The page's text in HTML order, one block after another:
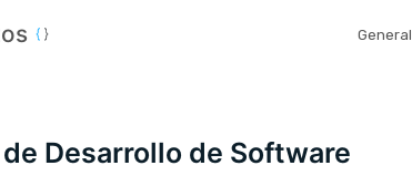
General
Desarrollo de Software